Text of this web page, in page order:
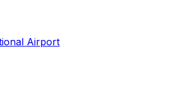
Airport